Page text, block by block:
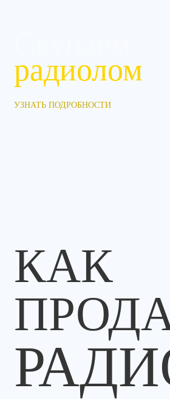
радиолом
УЗНАТЬ ПОДРОБНОСТИ
КАК